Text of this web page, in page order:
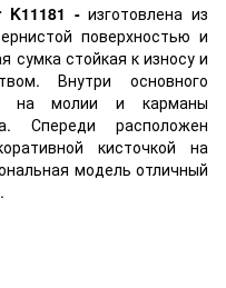
K11181 -изготовлена из
поверхностью и
сумка стойкая к износу и
Внутри основного
на молии и карманы
Спереди расположен
кисточкой на
модель отличный